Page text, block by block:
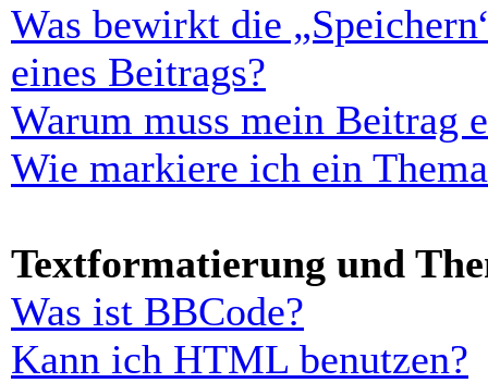
Was bewirkt die
eines Beitrags?
Warum muss mein Beitrag
Wie markiere ich ein
Textformatierung und
Was ist BBCode?
Kann ich HTML benutzen?